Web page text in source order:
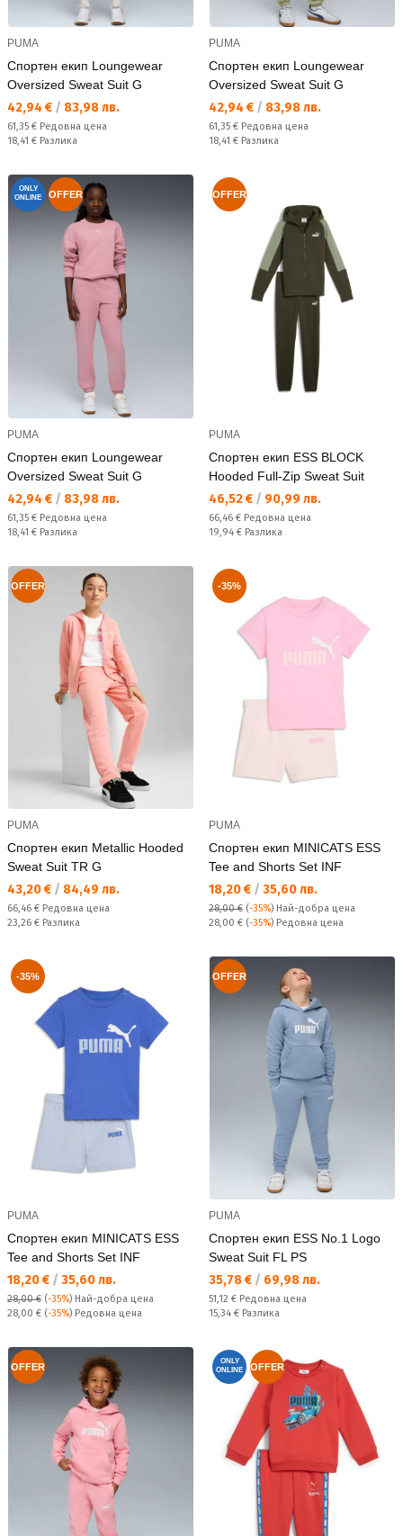
PUMA
Спортен екип Loungewear
Oversized Sweat Suit G
Текуща цена:
42,94 € / 83,98 лв.
Редовна цена:
61,35 € Редовна цена
Спестявате:
18,41 € Разлика
PUMA
Спортен екип Loungewear
Oversized Sweat Suit G
Текуща цена:
42,94 € / 83,98 лв.
Редовна цена:
61,35 € Редовна цена
Спестявате:
18,41 € Разлика
ONLY
ONLINE
OFFER
PUMA
Спортен екип Loungewear
Oversized Sweat Suit G
Текуща цена:
42,94 € / 83,98 лв.
Редовна цена:
61,35 € Редовна цена
Спестявате:
18,41 € Разлика
OFFER
PUMA
Спортен екип ESS BLOCK
Hooded Full-Zip Sweat Suit
Текуща цена:
46,52 € / 90,99 лв.
Редовна цена:
66,46 € Редовна цена
Спестявате:
19,94 € Разлика
OFFER
PUMA
Спортен екип Metallic Hooded
Sweat Suit TR G
Текуща цена:
43,20 € / 84,49 лв.
Редовна цена:
66,46 € Редовна цена
Спестявате:
23,26 € Разлика
-35%
PUMA
Спортен екип MINICATS ESS
Tee and Shorts Set INF
Текуща цена:
18,20 € / 35,60 лв.
28,00 € (-35%) Най-добра цена
Редовна цена:
28,00 € (-35%) Редовна цена
-35%
PUMA
Спортен екип MINICATS ESS
Tee and Shorts Set INF
Текуща цена:
18,20 € / 35,60 лв.
28,00 € (-35%) Най-добра цена
Редовна цена:
28,00 € (-35%) Редовна цена
OFFER
PUMA
Спортен екип ESS No.1 Logo
Sweat Suit FL PS
Текуща цена:
35,78 € / 69,98 лв.
Редовна цена:
51,12 € Редовна цена
Спестявате:
15,34 € Разлика
OFFER
ONLY
ONLINE
OFFER